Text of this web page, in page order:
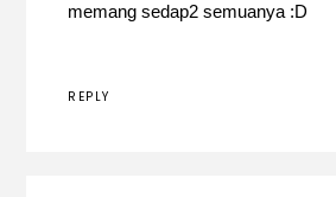
memang sedap2 semuanya :D
REPLY